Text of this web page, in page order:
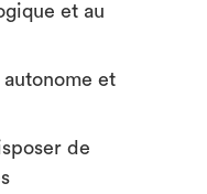
et au
et
de